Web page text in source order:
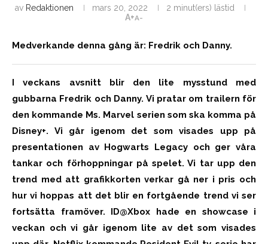
av Redaktionen mars 20, 2022
2 minut(ers) lästid
A+A-
Medverkande denna gång är: Fredrik och Danny.
I veckans avsnitt blir den lite mysstund med
gubbarna Fredrik och Danny. Vi pratar om trailern för
den kommande Ms. Marvel serien som ska komma på
Disney+. Vi går igenom det som visades upp på
presentationen av Hogwarts Legacy och ger våra
tankar och förhoppningar på spelet. Vi tar upp den
trend med att grafikkorten verkar gå ner i pris och
hur vi hoppas att det blir en fortgående trend vi ser
fortsätta framöver. ID@Xbox hade en showcase i
veckan och vi går igenom lite av det som visades